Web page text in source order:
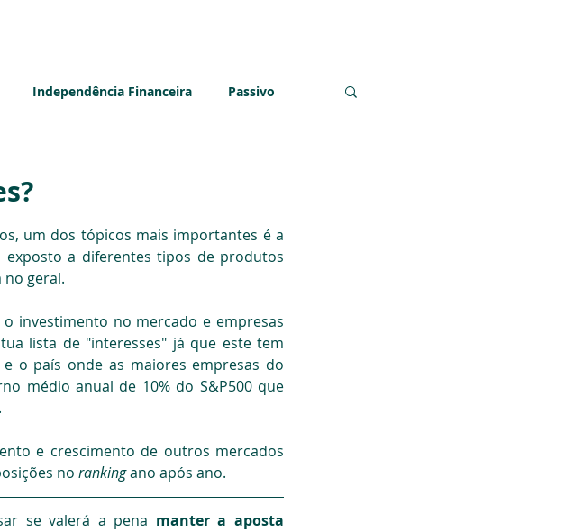
Independência Financeira Passivo
um dos tópicos mais importantes é a
exposto a diferentes tipos de produtos
geral.
investimento no mercado e empresas
lista de "interesses" já que este tem
o país onde as maiores empresas do
médio anual de 10% do S&P500 que
e crescimento de outros mercados
no ranking ano após ano.
se valerá a pena manter a aposta